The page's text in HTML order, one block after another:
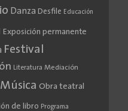
Danza Desfile Educación
Exposición permanente
Festival
Literatura Mediación
Música Obra teatral
de libro Programa